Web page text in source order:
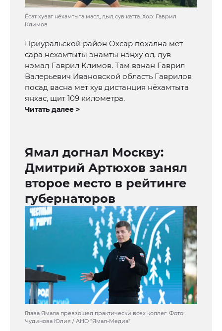
Ёсат хуват нёхамтыта масӆ, ӆыӆ сув катта. Хор: Гаврил
Климов
Приуральской район Охсар похална мет
сара нёхамтыты энамты нэңху ол, ӆув
нэмаӆ Гаврил Климов. Там ванан Гаврил
Валерьевич Ивановской область Гаврилов
посад васна мет хув дистанция нёхамтыта
яңхас, щит 109 километра.
Читать далее >
Ямал догнал Москву:
Дмитрий Артюхов занял
второе место в рейтинге
губернаторов
Глава Ямала превзошел практически всех коллег. Фото:
Чудинова Юлия / АНО "Ямал-Медиа"